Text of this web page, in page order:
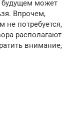
может
Впрочем,
не потребуется,
располагают
внимание,